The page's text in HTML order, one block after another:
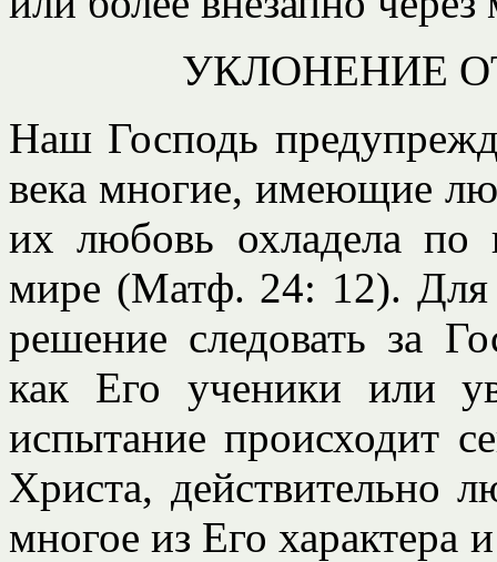
УКЛОНЕНИЕ
Наш Господь
века многие, имеющие
их любовь охладела по
мире (Матф. 24: 12). Для
решение следовать за
как Его ученики или
испытание происходит
Христа, действительно
многое из Его